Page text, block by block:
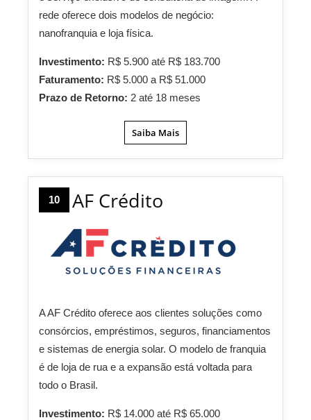
rede oferece dois modelos de negócio:
nanofranquia e loja física.
Investimento: R$ 5.900 até R$ 183.700
Faturamento: R$ 5.000 a R$ 51.000
Prazo de Retorno: 2 até 18 meses
Saiba Mais
10 AF Crédito
A AF Crédito oferece aos clientes soluções como
consórcios, empréstimos, seguros, financiamentos
e sistemas de energia solar. O modelo de franquia
é de loja de rua e a expansão está voltada para
todo o Brasil.
Investimento: R$ 14.000 até R$ 65.000